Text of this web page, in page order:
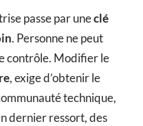
passe par uneclé
. Personne ne peut
contrôle. Modifier le
, exige d’obtenir le
technique,
dernier ressort, des